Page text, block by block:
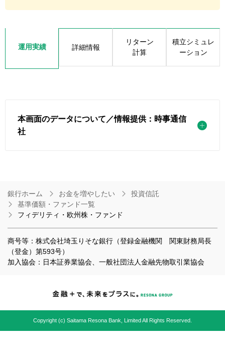
運用実績 詳細情報
リターン
計算
積立シミュレ
ーション
本画面のデータについて／情報提供：時事通信
社
銀行ホーム お金を増やしたい
投資信託
基準価額・ファンド一覧
フィデリティ・欧州株・ファンド
商号等：株式会社埼玉りそな銀行（登録金融機関 関東財務局長
（登金）第593号）
加入協会：日本証券業協会、一般社団法人金融先物取引業協会
Copyright (c) Saitama Resona Bank, Limited All Rights Reserved.